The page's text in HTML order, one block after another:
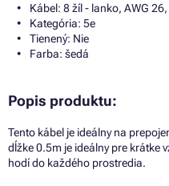
Kábel: 8 žíl - lanko, AWG
Kategória: 5e
Tienený: Nie
Farba: šedá
Popis produktu:
Tento kábel je ideálny na
dĺžke 0.5m je ideálny pre krátke
hodí do každého prostredia.